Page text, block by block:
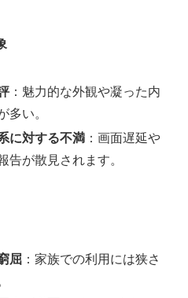
：魅力的な外観や凝った内
多い。
に対する不満 ：画面遅延や
告が散見されます。
屈 ：家族での利用には狭さ